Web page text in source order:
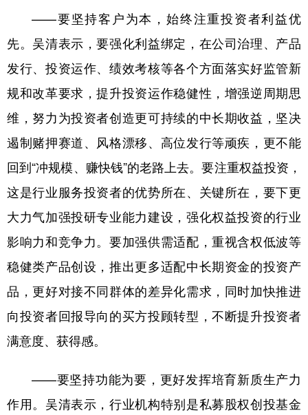
新疆 内蒙古 黑龙江
多语种频道
English Español Français عربى
Deutsch Português
——要坚持客户为本，始终注重投资者利益优
先。吴清表示，要强化利益绑定，在公司治理、产品
发行、投资运作、绩效考核等各个方面落实好监管新
规和改革要求，提升投资运作稳健性，增强逆周期思
维，努力为投资者创造更可持续的中长期收益，坚决
遏制赌押赛道、风格漂移、高位发行等顽疾，更不能
回到“冲规模、赚快钱”的老路上去。要注重权益投资，
这是行业服务投资者的优势所在、关键所在，要下更
大力气加强投研专业能力建设，强化权益投资的行业
影响力和竞争力。要加强供需适配，重视含权低波等
稳健类产品创设，推出更多适配中长期资金的投资产
品，更好对接不同群体的差异化需求，同时加快推进
向投资者回报导向的买方投顾转型，不断提升投资者
满意度、获得感。
——要坚持功能为要，更好发挥培育新质生产力
作用。吴清表示，行业机构特别是私募股权创投基金